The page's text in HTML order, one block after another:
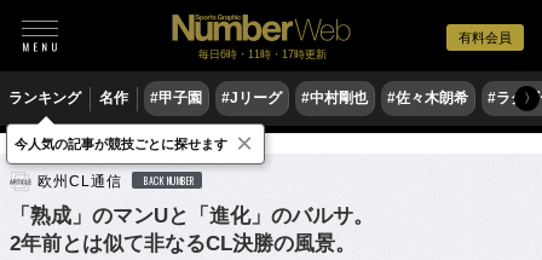
有料会員
毎日6時・11時・17時更新
ランキング 名作 #甲子園 #Jリーグ #中村剛也 #佐々木朗希 #ラグ〉
サッカー 海外サッカー
欧州CL通信 BACK NUMBER
「熟成」のマンUと「進化」のバルサ。
2年前とは似て非なるCL決勝の風景。
今人気の記事が競技ごとに探せます ×